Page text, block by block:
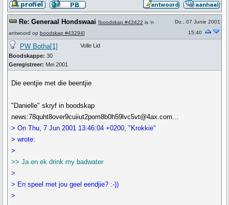
Re: Generaal Hondswaai [boodskap #43422 is 'n
antwoord op boodskap #43294]
Do., 07 Junie 2001
15:40
PW Botha[1]
Boodskappe: 30
Geregistreer: Mei 2001
Volle Lid
Die eentjie met die beentjie
"Danielle" skryf in boodskap
news:78quht8over9cuiiut2pom8b0h59lvc5vt@4ax.com...
> On Thu, 7 Jun 2001 13:46:04 +0200, "Krokkie"
> wrote:
>
>> Ja en ek drink my badwater
>
> En speel met jou geel eendjie? :-))
>